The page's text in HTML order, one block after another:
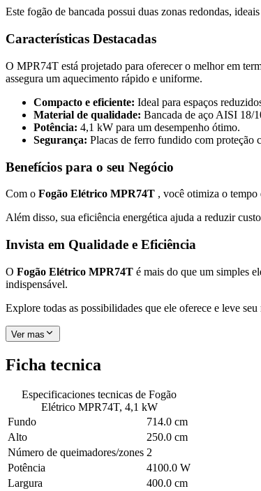
Este fogão de bancada possui duas zonas redondas,
Características Destacadas
O MPR74T está projetado para oferecer o melhor em
assegura um aquecimento rápido e uniforme.
Compacto e eficiente: Ideal para espaços
Material de qualidade: Bancada de aço AISI 18/
Potência: 4,1 kW para um desempenho ótimo.
Segurança: Placas de ferro fundido com proteção
Benefícios para o seu Negócio
Com o Fogão Elétrico MPR74T , você otimiza o tempo
Além disso, sua eficiência energética ajuda a reduzir
Invista em Qualidade e Eficiência
O Fogão Elétrico MPR74T é mais do que um simples
indispensável.
Explore todas as possibilidades que ele oferece e leve
Ver mas
Ficha tecnica
Especificaciones tecnicas de Fogão
Elétrico MPR74T, 4,1 kW
Fundo
714.0 cm
Alto
250.0 cm
Número de queimadores/zones 2
Potência
4100.0 W
Largura
400.0 cm